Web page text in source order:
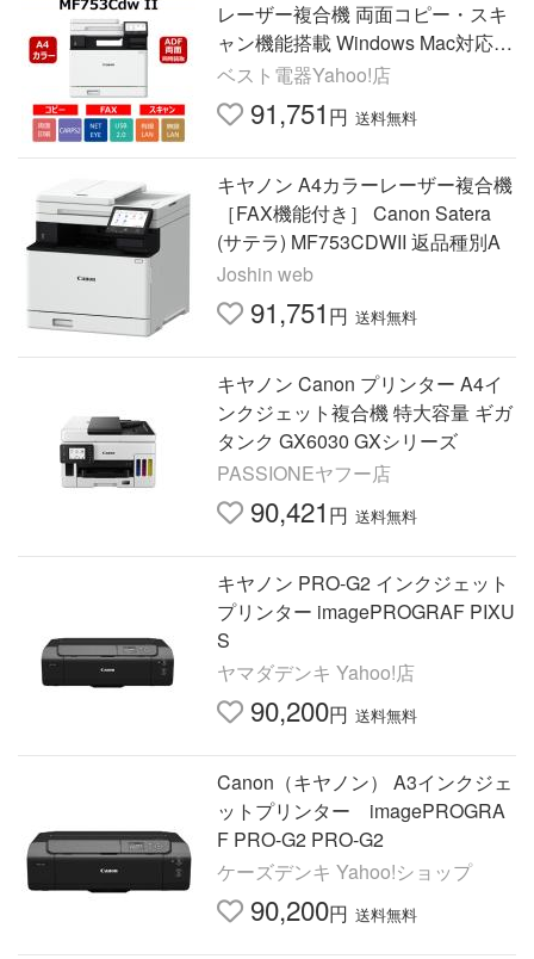
レーザー複合機 両面コピー・スキ
ャン機能搭載 Windows Mac対応
ホワイト
ベスト電器Yahoo!店
91,751 円 送料無料
キヤノン A4カラーレーザー複合機
［FAX機能付き］ Canon Satera
(サテラ) MF753CDWII 返品種別A
Joshin web
91,751 円 送料無料
キヤノン Canon プリンター A4イ
ンクジェット複合機 特大容量 ギガ
タンク GX6030 GXシリーズ
PASSIONEヤフー店
90,421 円 送料無料
キヤノン PRO-G2 インクジェット
プリンター imagePROGRAF PIXU
S
ヤマダデンキ Yahoo!店
90,200円 送料無料
Canon（キヤノン） A3インクジェ
ットプリンター imagePROGRA
F PRO-G2 PRO-G2
ケーズデンキ Yahoo!ショップ
90,200円 送料無料